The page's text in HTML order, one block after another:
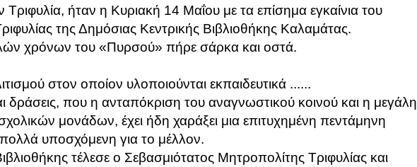
Τριφυλία, ήταν η Κυριακή 14 Μαΐου με τα επίσημα εγκαίνια του
της Δημόσιας Κεντρικής Βιβλιοθήκης Καλαμάτας.
χρόνων του «Πυρσού» πήρε σάρκα και οστά.
στον οποίον υλοποιούνται εκπαιδευτικά ......
δράσεις, που η ανταπόκριση του αναγνωστικού κοινού και η μεγάλη
μονάδων, έχει ήδη χαράξει μια επιτυχημένη πεντάμηνη
υποσχόμενη για το μέλλον.
τέλεσε ο Σεβασμιότατος Μητροπολίτης Τριφυλίας και